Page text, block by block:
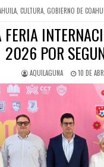
, CULTURA, GOBIERNO DE
FERIA
2026 POR
AQUILAGUNA 10 DE